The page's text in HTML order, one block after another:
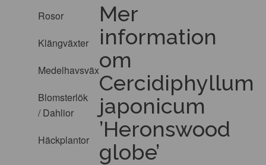
Rosor
Klängväxter
Medelhavsväxter
Blomsterlök
/ Dahlior
Häckplantor
Mer
information
om
Cercidiphyllum
japonicum
’Heronswood
globe’